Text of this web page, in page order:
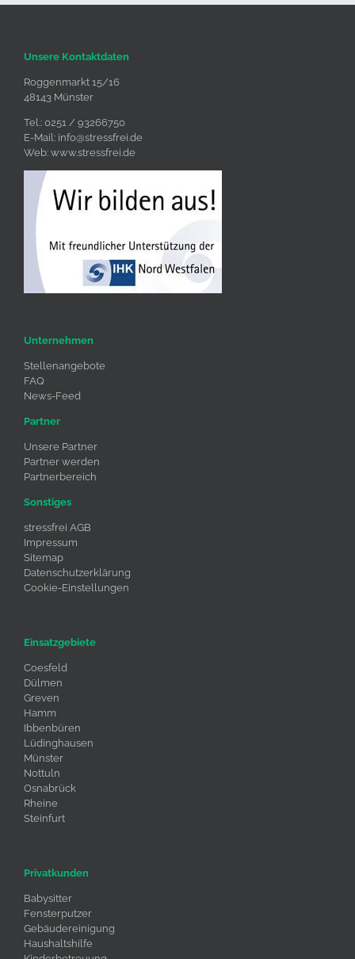
Unsere Kontaktdaten
Roggenmarkt 15/16
48143 Münster
Tel.: 0251 / 93266750
E-Mail: info@stressfrei.de
Web: www.stressfrei.de
Unternehmen
Stellenangebote
FAQ
News-Feed
Partner
Unsere Partner
Partner werden
Partnerbereich
Sonstiges
stressfrei AGB
Impressum
Sitemap
Datenschutzerklärung
Cookie-Einstellungen
Einsatzgebiete
Coesfeld
Dülmen
Greven
Hamm
Ibbenbüren
Lüdinghausen
Münster
Nottuln
Osnabrück
Rheine
Steinfurt
Privatkunden
Babysitter
Fensterputzer
Gebäudereinigung
Haushaltshilfe